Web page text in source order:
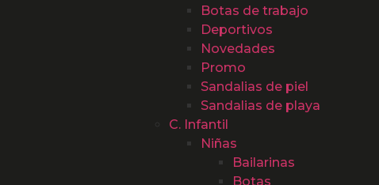
Botas de trabajo
Deportivos
Novedades
Promo
Sandalias de piel
Sandalias de playa
C. Infantil
Niñas
Bailarinas
Botas